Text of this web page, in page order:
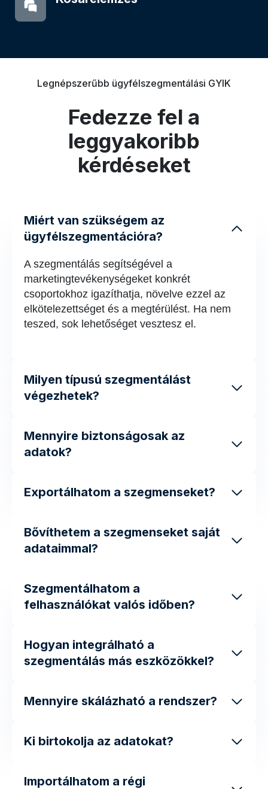
Legnépszerűbb ügyfélszegmentálási GYIK
Fedezze fel a
leggyakoribb
kérdéseket
Miért van szükségem az
ügyfélszegmentációra?
A szegmentálás segítségével a
marketingtevékenységeket konkrét
csoportokhoz igazíthatja, növelve ezzel az
elkötelezettséget és a megtérülést. Ha nem
teszed, sok lehetőséget vesztesz el.
Milyen típusú szegmentálást
végezhetek?
Mennyire biztonságosak az
adatok?
Exportálhatom a szegmenseket?
Bővíthetem a szegmenseket saját
adataimmal?
Szegmentálhatom a
felhasználókat valós időben?
Hogyan integrálható a
szegmentálás más eszközökkel?
Mennyire skálázható a rendszer?
Ki birtokolja az adatokat?
Importálhatom a régi